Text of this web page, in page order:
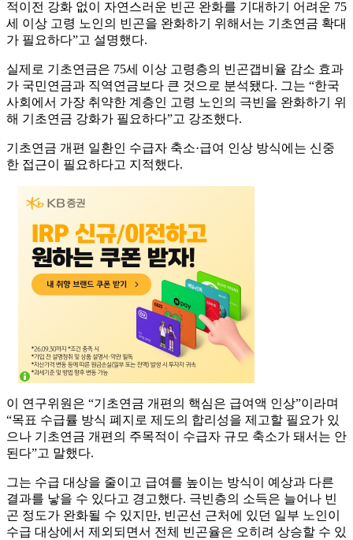
적이전 강화 없이 자연스러운 빈곤 완화를 기대하기 어려운 75
세 이상 고령 노인의 빈곤을 완화하기 위해서는 기초연금 확대
가 필요하다”고 설명했다.
실제로 기초연금은 75세 이상 고령층의 빈곤갭비율 감소 효과
가 국민연금과 직역연금보다 큰 것으로 분석됐다. 그는 “한국
사회에서 가장 취약한 계층인 고령 노인의 극빈을 완화하기 위
해 기초연금 강화가 필요하다”고 강조했다.
기초연금 개편 일환인 수급자 축소·급여 인상 방식에는 신중
한 접근이 필요하다고 지적했다.
이 연구위원은 “기초연금 개편의 핵심은 급여액 인상”이라며
“목표 수급률 방식 폐지로 제도의 합리성을 제고할 필요가 있
으나 기초연금 개편의 주목적이 수급자 규모 축소가 돼서는 안
된다”고 말했다.
그는 수급 대상을 줄이고 급여를 높이는 방식이 예상과 다른
결과를 낳을 수 있다고 경고했다. 극빈층의 소득은 늘어나 빈
곤 정도가 완화될 수 있지만, 빈곤선 근처에 있던 일부 노인이
수급 대상에서 제외되면서 전체 빈곤율은 오히려 상승할 수 있